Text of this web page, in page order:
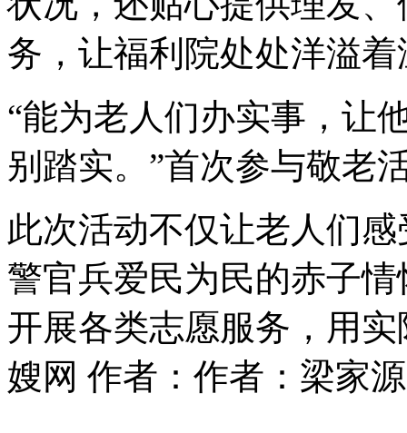
务，让福利院处处洋溢
“能为老人们办实事，让
别踏实。”首次参与敬老
此次活动不仅让老人们
警官兵爱民为民的赤子
开展各类志愿服务，用
嫂网 作者：作者：梁家